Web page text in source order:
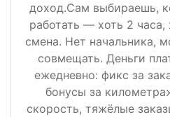
доход.Сам выбираешь,
работать — хоть 2 часа,
смена. Нет начальника,
совмещать. Деньги
ежедневно: фикс за
бонусы за
скорость, тяжёлые